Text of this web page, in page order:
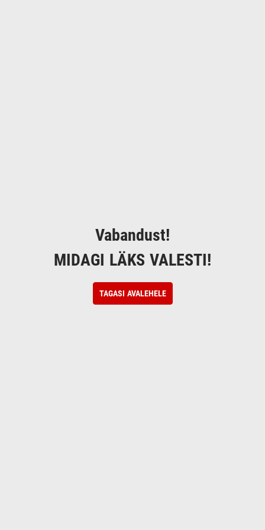
Vabandust!
MIDAGI LÄKS VALESTI!
TAGASI AVALEHELE